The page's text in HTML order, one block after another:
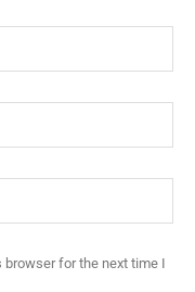
browser for the next time I